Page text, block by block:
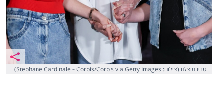
טריו מוצלח (צילום: Stephane Cardinale – Corbis/Corbis via Getty Images)